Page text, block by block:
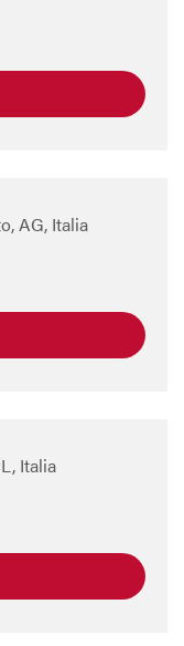
AG, Italia
Italia